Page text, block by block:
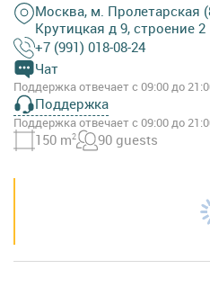
Москва, м. Пролетарская
Крутицкая д 9, строение 2
+7 (991) 018-08-24
Чат
Поддержка отвечает с 09:00 до
Поддержка
Поддержка отвечает с 09:00 до
150 m2 90 guests